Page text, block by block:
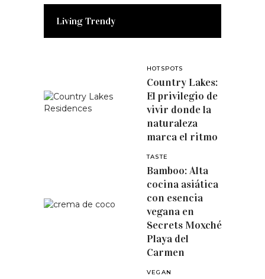
Living Trendy
HOTSPOTS
Country Lakes:
El privilegio de
vivir donde la
naturaleza
marca el ritmo
TASTE
Bamboo: Alta
cocina asiática
con esencia
vegana en
Secrets Moxché
Playa del
Carmen
VEGAN